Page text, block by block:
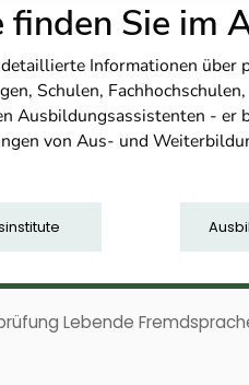
Sie im
Informationen über
Schulen,
Ausbildungsassistenten -
von Aus- und
Lebende